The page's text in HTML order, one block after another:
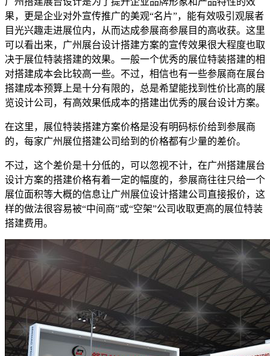
果，更是企业对外宣传推广的美观“名片”，能有效吸引观展者
目光兴趣走进展位内，从而达成参展商参展目的高收获。这里
可以看出来，广州展台设计搭建方案的宣传效果很大程度也取
决于展位特装搭建的效果。一般一个优秀的展位特装搭建的相
对搭建成本会比较高一些。不过，相信也有一些参展商在展台
搭建成本预算上是十分有限的，总是希望能找到性价比高的展
览设计公司，有高效果低成本的搭建出优秀的展台设计方案。
在这里，展位特装搭建方案价格是没有明码标价给到参展商
的，每家广州展位搭建公司给到的价格都有少量的差价。
不过，这个差价是十分低的，可以忽视不计，在广州搭建展台
设计方案的搭建价格有着一定的幅度的，参展商往往只给一个
展位面积等大概的信息让广州展位设计搭建公司直接报价，这
样的做法很容易被“中间商”或“空架”公司收取更高的展位特装
搭建费用。